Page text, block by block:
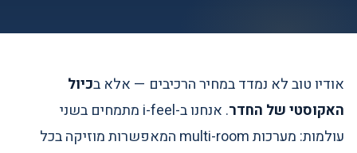
אודיו טוב לא נמדד במחיר הרכיבים — אלא בכיול
האקוסטי של החדר
. אנחנו ב-i-feel מתמחים בשני
עולמות: מערכות multi-room המאפשרות מוזיקה בכל